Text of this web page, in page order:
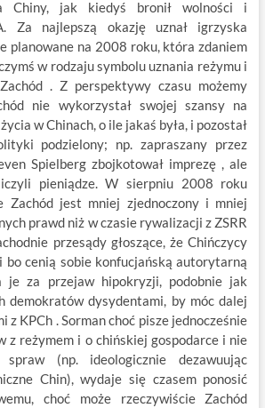
Chiny, jak kiedyś bronił wolności i
Za najlepszą okazję uznał igrzyska
planowane na 2008 roku, która zdaniem
w rodzaju symbolu uznania reżymu i
. Z perspektywy czasu możemy
nie wykorzystał swojej szansy na
w Chinach, o ile jakaś była, i pozostał
podzielony; np. zapraszany przez
Spielberg zbojkotował imprezę , ale
pieniądze. W sierpniu 2008 roku
Zachód jest mniej zjednoczony i mniej
prawd niż w czasie rywalizacji z ZSRR
przesądy głoszące, że Chińczycy
bo cenią sobie konfucjańską autorytarną
je za przejaw hipokryzji, podobnie jak
demokratów dysydentami, by móc dalej
z KPCh . Sorman choć pisze jednocześnie
z reżymem i o chińskiej gospodarce i nie
(np. ideologicznie dezawuując
Chin), wydaje się czasem ponosić
choć może rzeczywiście Zachód